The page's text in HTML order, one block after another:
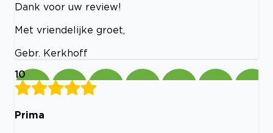
Dank voor uw review!
Met vriendelijke groet,
Gebr. Kerkhoff
10
Prima